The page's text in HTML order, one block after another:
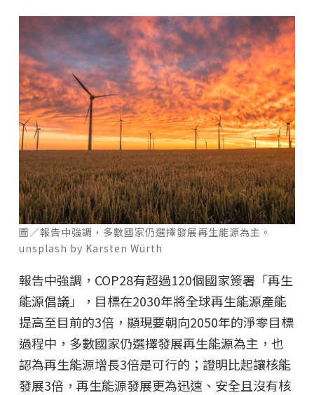
圖／報告中強調，多數國家仍選擇發展再生能源為主。
unsplash by Karsten Würth
報告中強調，COP28有超過120個國家簽署「再生
能源倡議」，目標在2030年將全球再生能源產能
提高至目前的3倍，顯現要朝向2050年的淨零目標
過程中，多數國家仍選擇發展再生能源為主，也
認為再生能源增長3倍是可行的；證明比起讓核能
發展3倍，再生能源發展更為迅速、安全且沒有核